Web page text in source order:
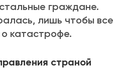
граждане.
лишь чтобы все
катастрофе.
страной